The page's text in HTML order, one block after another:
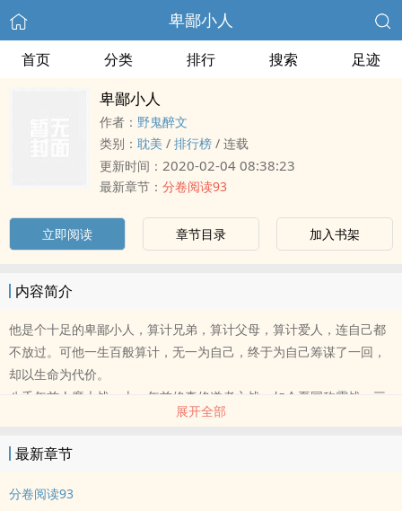
卑鄙小人
首页 分类 排行 搜索 足迹
卑鄙小人
作者： 野鬼醉文
类别： 耽美 / 排行榜 / 连载
更新时间： 2020-02-04 08:38:23
最新章节： 分卷阅读93
立即阅读 章节目录 加入书架
内容简介
他是个十足的卑鄙小人，算计兄弟，算计父母，算计爱人，连自己都
不放过。可他一生百般算计，无一为自己，终于为自己筹谋了一回，
却以生命为代价。
八千年前人魔大战，十一年前修真修道者之战，如今夏国称霸战，三
场战争的背后阴谋隐现，他从中周旋，化身为神之手，掌控一切，却
主cp外表高冷内心狂热攻*外表活泼赖皮内心敏感自卑受
副cp外表温润如玉内心挣扎矛盾攻*可爱腹黑受
展开全部
最新章节
分卷阅读93